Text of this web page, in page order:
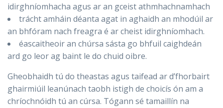
idirghníomhacha agus ar an gceist athmhachnamhach
trácht amháin déanta agat in aghaidh an mhodúil ar
an bhfóram nach freagra é ar cheist idirghníomhach.
éascaitheoir an chúrsa sásta go bhfuil caighdeán
ard go leor ag baint le do chuid oibre.
Gheobhaidh tú do theastas agus taifead ar d’fhorbairt
ghairmiúil leanúnach taobh istigh de choicís ón am a
chríochnóidh tú an cúrsa. Tógann sé tamaillín na